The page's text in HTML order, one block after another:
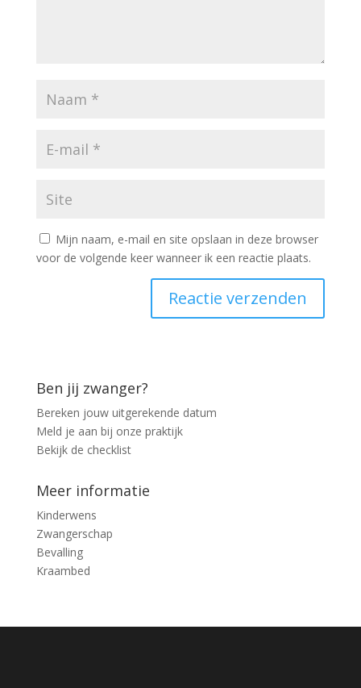
Mijn naam, e-mail en site opslaan in deze browser
voor de volgende keer wanneer ik een reactie plaats.
Ben jij zwanger?
Bereken jouw uitgerekende datum
Meld je aan bij onze praktijk
Bekijk de checklist
Meer informatie
Kinderwens
Zwangerschap
Bevalling
Kraambed